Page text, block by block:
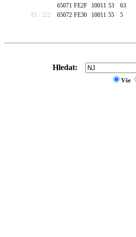
65071 FE2F 10011 53 63
81 / 222
65072 FE30 10011 55 5
Hledat:
Vše